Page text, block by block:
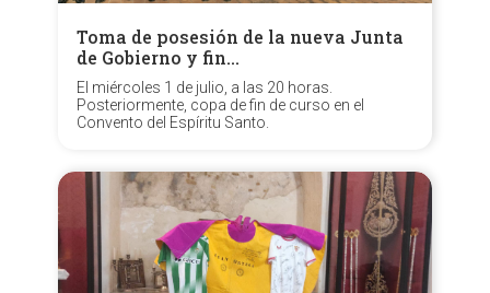
Toma de posesión de la nueva Junta
de Gobierno y fin…
El miércoles 1 de julio, a las 20 horas.
Posteriormente, copa de fin de curso en el
Convento del Espíritu Santo.